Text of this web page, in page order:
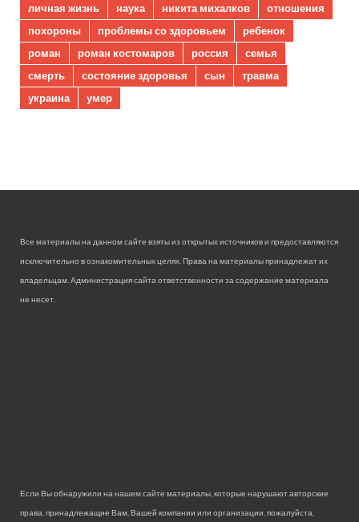
личная жизнь
наука никита михалков
отношения
похороны
проблемы со здоровьем
ребенок
роман
роман костомаров россия
семья
смерть
состояние здоровья сын
травма
украина
умер
Все материалы на данном сайте взяты из открытых источников и предоставляются
исключительно в ознакомительных целях. Права на материалы принадлежат их
владельцам. Администрация сайта ответственности за содержание материала
не несет.
Если Вы обнаружили на нашем сайте материалы, которые нарушают авторские
права, принадлежащие Вам, Вашей компании или организации, пожалуйста,